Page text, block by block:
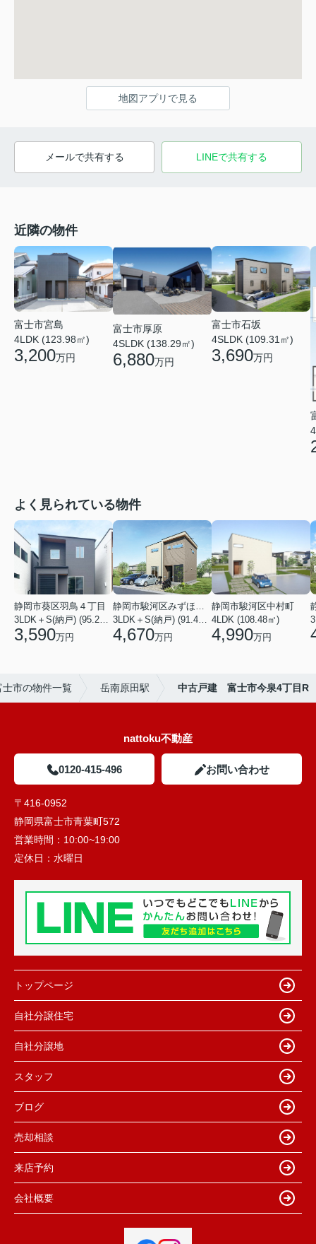
地図アプリで見る
メールで共有する LINEで共有する
近隣の物件
富士市宮島
4LDK (123.98㎡)
3,200万円
富士市厚原
4SLDK (138.29㎡)
6,880万円
富士市石坂
4SLDK (109.31㎡)
3,690万円
よく見られている物件
静岡市葵区羽鳥４丁目
3LDK＋S(納戸) (95.22㎡)
3,590万円
静岡市駿河区みずほ２丁目
3LDK＋S(納戸) (91.49㎡)
4,670万円
静岡市駿河区中村町
4LDK (108.48㎡)
4,990万円
士市の物件一覧 岳南原田駅 中古戸建 富士市今泉4丁目R
nattoku不動産
0120-415-496 お問い合わせ
〒416-0952
静岡県富士市青葉町572
営業時間： 10:00~19:00
定休日： 水曜日
トップページ
自社分譲住宅
自社分譲地
スタッフ
ブログ
売却相談
来店予約
会社概要